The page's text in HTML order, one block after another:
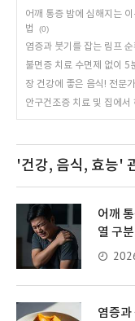
어깨 통증 밤에 심해지는
법
(0)
염증과 붓기를 잡는 림프
불면증 치료 수면제 없이 5
장 건강에 좋은 음식! 전문
안구건조증 치료 및 집에서
'건강, 음식, 효능'
어깨
열 구
염증과